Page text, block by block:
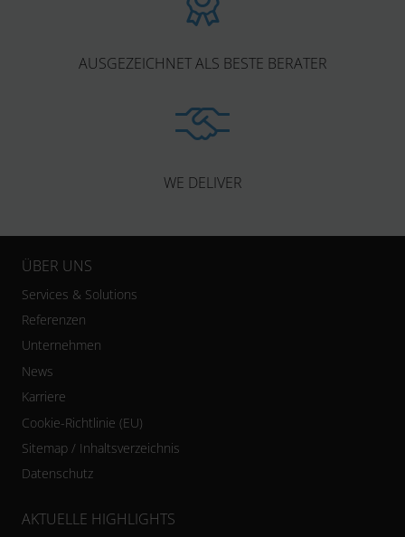
AUSGEZEICHNET ALS BESTE BERATER
WE DELIVER
ÜBER UNS
Services & Solutions
Referenzen
Unternehmen
News
Karriere
Cookie-Richtlinie (EU)
Sitemap / Inhaltsverzeichnis
Datenschutz
AKTUELLE HIGHLIGHTS